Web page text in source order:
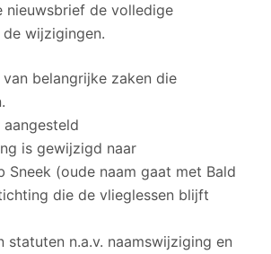
nieuwsbrief de volledige
wijzigingen.
belangrijke zaken die
is gewijzigd naar
Sneek (oude naam gaat met Bald
die de vlieglessen blijft
statuten n.a.v. naamswijziging en